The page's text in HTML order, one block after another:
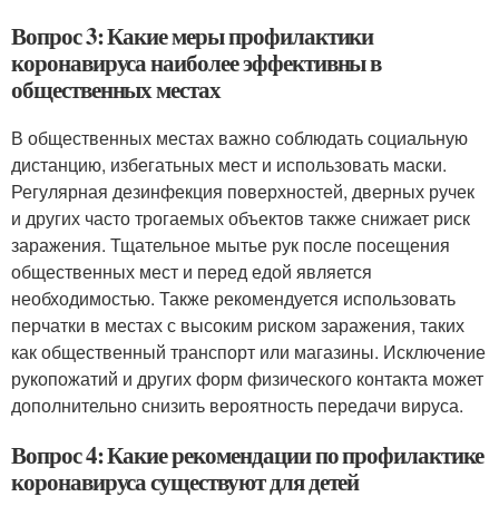
Вопрос 3: Какие меры профилактики
коронавируса наиболее эффективны в
общественных местах
В общественных местах важно соблюдать социальную
дистанцию, избегатьных мест и использовать маски.
Регулярная дезинфекция поверхностей, дверных ручек
и других часто трогаемых объектов также снижает риск
заражения. Тщательное мытье рук после посещения
общественных мест и перед едой является
необходимостью. Также рекомендуется использовать
перчатки в местах с высоким риском заражения, таких
как общественный транспорт или магазины. Исключение
рукопожатий и других форм физического контакта может
дополнительно снизить вероятность передачи вируса.
Вопрос 4: Какие рекомендации по профилактике
коронавируса существуют для детей